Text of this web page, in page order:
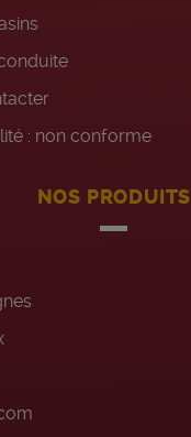
: non conforme
NOS PRODUITS